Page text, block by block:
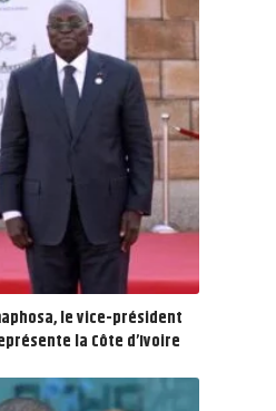
le vice-président
la Côte d’Ivoire